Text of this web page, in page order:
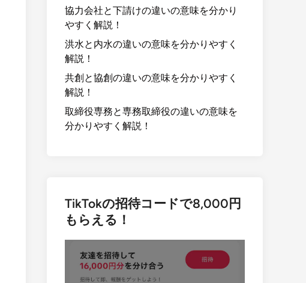
協力会社と下請けの違いの意味を分かり
やすく解説！
洪水と内水の違いの意味を分かりやすく
解説！
共創と協創の違いの意味を分かりやすく
解説！
取締役専務と専務取締役の違いの意味を
分かりやすく解説！
TikTokの招待コードで8,000円
もらえる！